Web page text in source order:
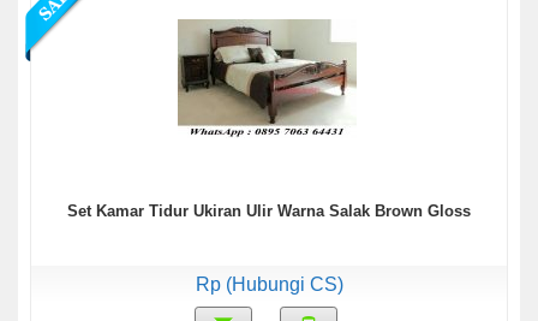
Set Kamar Tidur Ukiran Ulir Warna Salak Brown Gloss
Rp (Hubungi CS)